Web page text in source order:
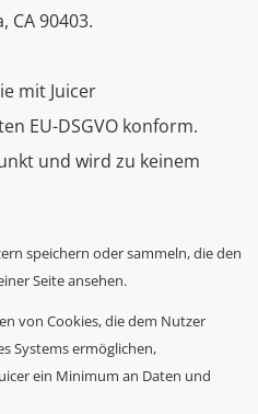
CA 90403.
mit Juicer
EU-DSGVO konform.
und wird zu keinem
speichern oder sammeln, die den
Seite ansehen.
von Cookies, die dem Nutzer
Systems ermöglichen,
ein Minimum an Daten und